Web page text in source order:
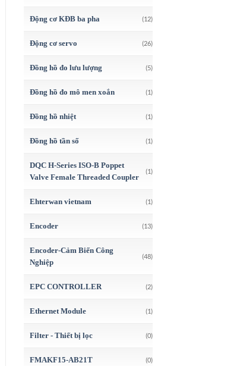
Động cơ KĐB ba pha (12)
Động cơ servo (26)
Đồng hồ đo lưu lượng (5)
Đồng hồ đo mô men xoắn (1)
Đồng hồ nhiệt (1)
Đồng hồ tần số (1)
DQC H-Series ISO-B Poppet
Valve Female Threaded Coupler
(1)
Ehterwan vietnam (1)
Encoder (13)
Encoder-Cảm Biến Công
Nghiệp
(48)
EPC CONTROLLER (2)
Ethernet Module (1)
Filter - Thiết bị lọc (0)
FMAKF15-AB21T (0)